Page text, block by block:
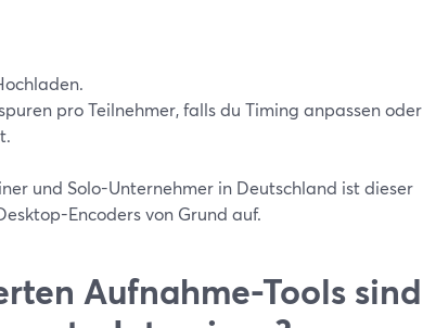
pro Teilnehmer, falls du Timing anpassen oder
und Solo-Unternehmer in Deutschland ist dieser
Encoders von Grund auf.
Aufnahme-Tools sind